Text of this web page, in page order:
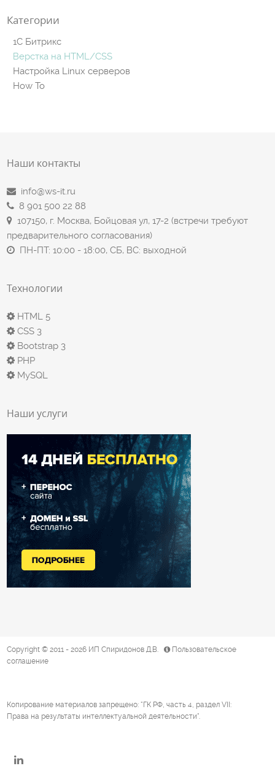
Категории
1C Битрикс
Верстка на HTML/CSS
Настройка Linux серверов
How To
Наши контакты
info@ws-it.ru
8 901 500 22 88
107150, г. Москва, Бойцовая ул, 17-2 (встречи требуют
предварительного согласования)
ПН-ПТ: 10:00 - 18:00, СБ, ВС: выходной
Технологии
HTML 5
CSS 3
Bootstrap 3
PHP
MySQL
Наши услуги
Copyright © 2011 - 2026 ИП Спиридонов Д.В.
Пользовательское
соглашение
Копирование материалов запрещено: " ГК РФ, часть 4, раздел VII:
Права на результаты интеллектуальной деятельности".